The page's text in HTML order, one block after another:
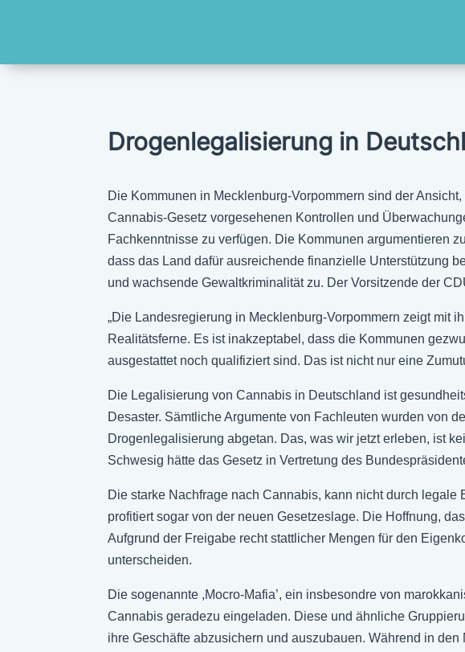
Drogenlegalisierung in
Die Kommunen in Mecklenburg-Vorpommern sind der
Cannabis-Gesetz vorgesehenen Kontrollen und
Fachkenntnisse zu verfügen. Die Kommunen argumentieren
dass das Land dafür ausreichende finanzielle Unterstützung
und wachsende Gewaltkriminalität zu. Der Vorsitzende der
„Die Landesregierung in Mecklenburg-Vorpommern zeigt mit
Realitätsferne. Es ist inakzeptabel, dass die Kommunen
ausgestattet noch qualifiziert sind. Das ist nicht nur eine
Die Legalisierung von Cannabis in Deutschland ist
Desaster. Sämtliche Argumente von Fachleuten wurden von
Drogenlegalisierung abgetan. Das, was wir jetzt erleben, ist
Schwesig hätte das Gesetz in Vertretung des
Die starke Nachfrage nach Cannabis, kann nicht durch
profitiert sogar von der neuen Gesetzeslage. Die Hoffnung,
Aufgrund der Freigabe recht stattlicher Mengen für den
unterscheiden.
Die sogenannte ,Mocro-Mafia’, ein insbesondre von
Cannabis geradezu eingeladen. Diese und ähnliche
ihre Geschäfte abzusichern und auszubauen. Während in